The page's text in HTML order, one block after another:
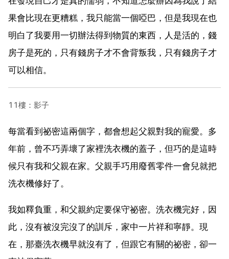
果會比現在更糟糕，我只能當一個啞巴，但是我現在也
明白了我要用一切辦法得到物質的東西，人是活的，錢
房子是死的，只有錢房子才不會背叛我，只有錢房子才
可以相信。
11樓：影子
每當看到祕密這兩個字，都會想起父親對我的寵愛。多
年前，曾不巧弄壞了家裡洗衣機的蓋子，但巧的是這時
候只有我和父親在家。父親手巧用廢舊零件一會兒就把
洗衣機修好了。
我如釋負重，和父親約定要保守祕密。洗衣機完好，因
此，沒有被沒完沒了的訓斥，家中一片祥和寧靜。現
在，那臺洗衣機早就沒有了，但跟它有關的祕密，卻一